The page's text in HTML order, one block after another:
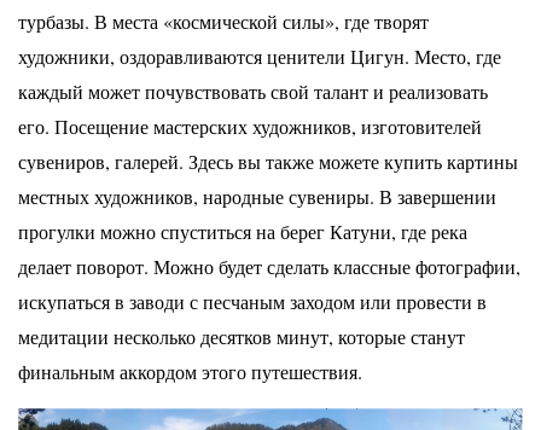
турбазы. В места «космической силы», где творят
художники, оздоравливаются ценители Цигун. Место, где
каждый можетпочувствовать свой талант и реализовать
его. Посещение мастерских художников, изготовителей
сувениров, галерей. Здесь вы также можете купить картины
местных художников, народные сувениры. В завершении
прогулки можно спуститься на берег Катуни, где река
делает поворот. Можно будет сделатьклассные фотографии,
искупаться в заводи с песчаным заходом или провести в
медитации несколькодесятков минут, которые станут
финальным аккордом этого путешествия.